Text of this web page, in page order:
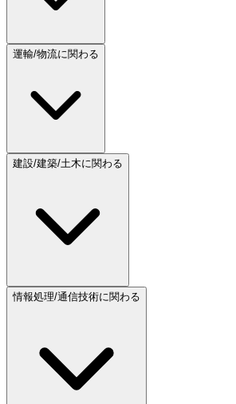
運輸/物流に関わる
建設/建築/土木に関わる
情報処理/通信技術に関わる